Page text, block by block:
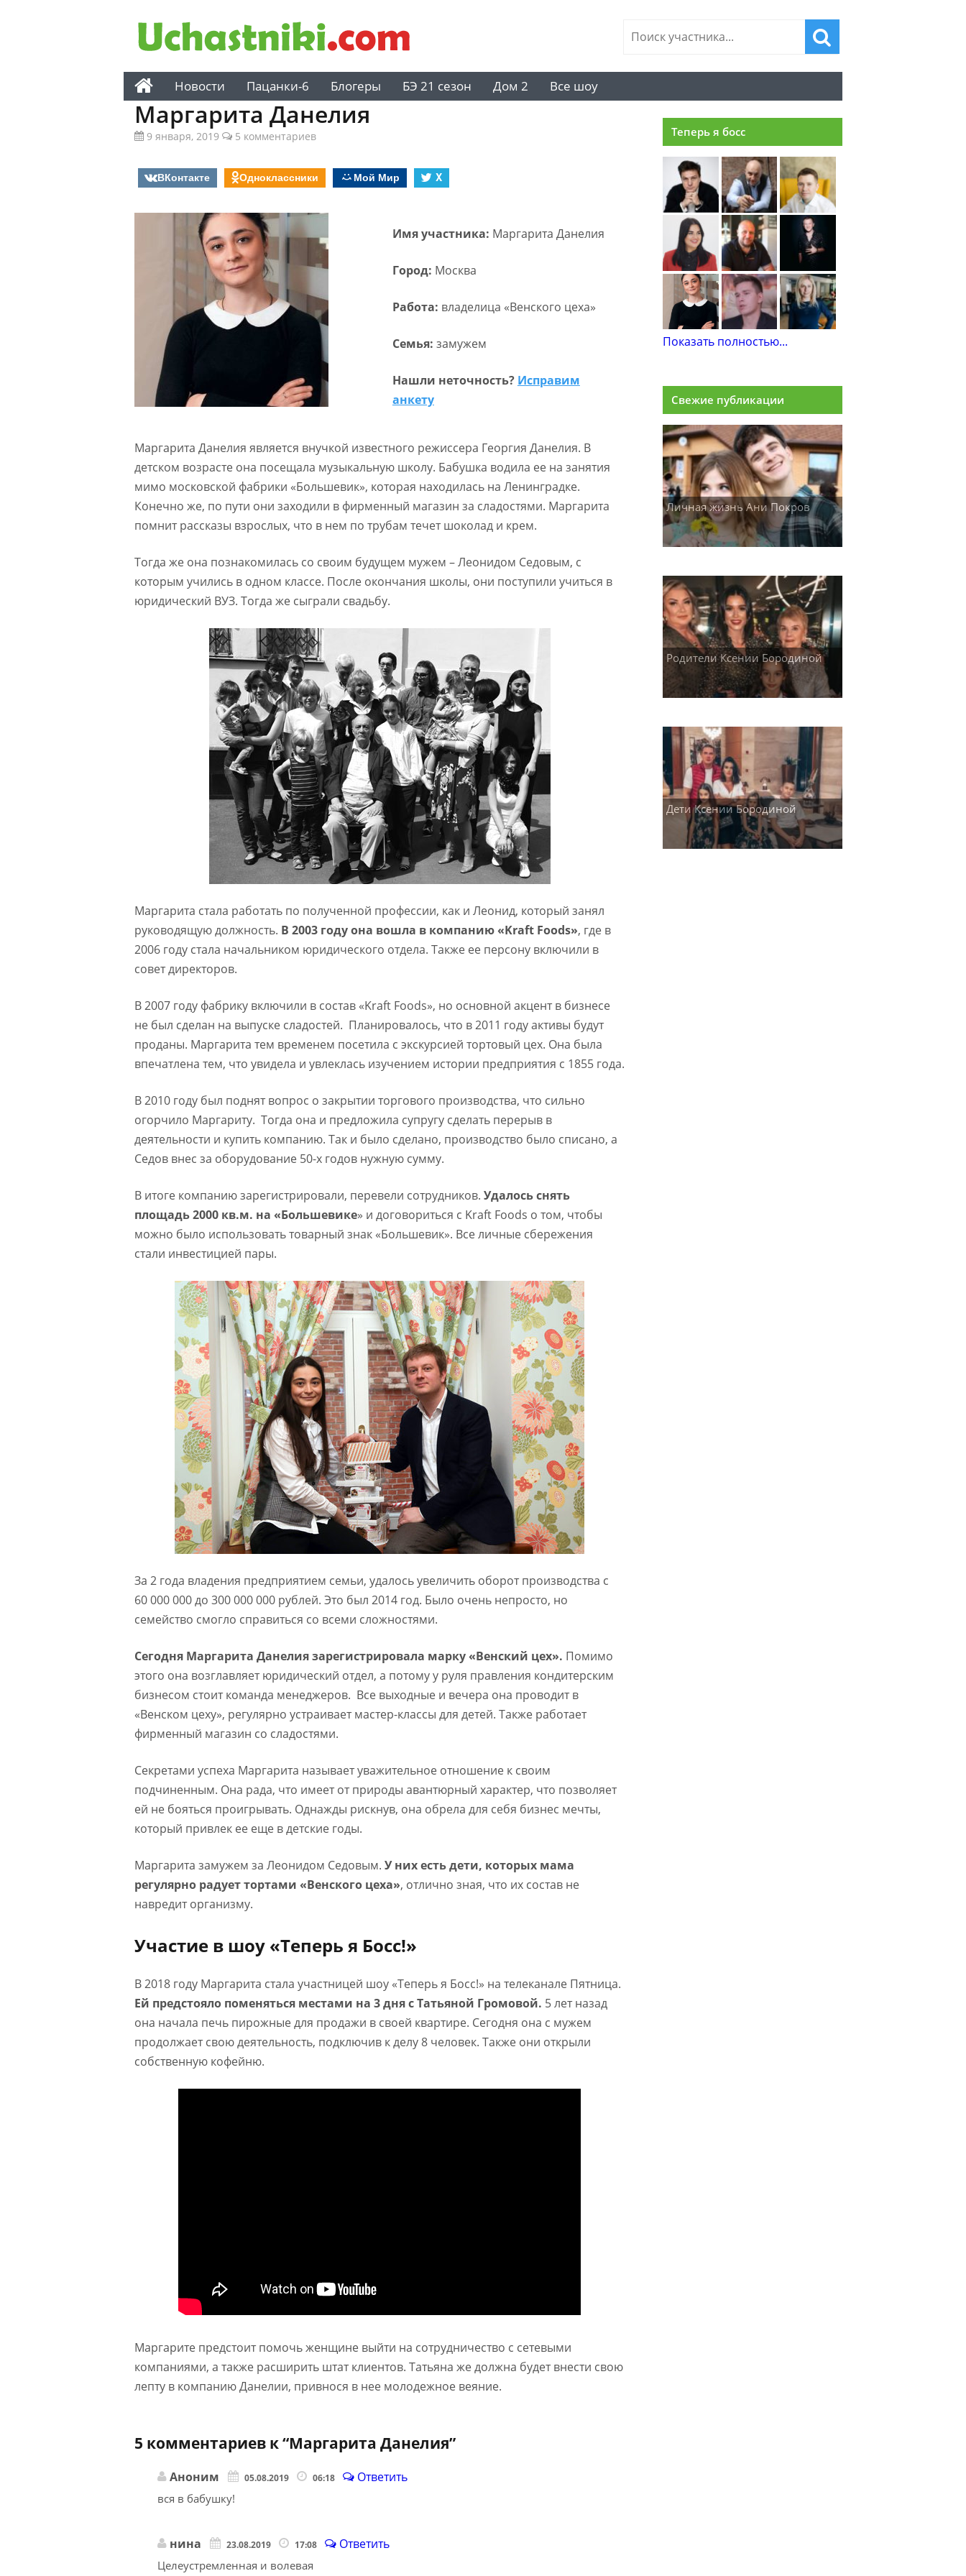
Новости Пацанки-6 Блогеры БЭ 21 сезон Дом 2 Все шоу
Маргарита Данелия
9 января, 2019 5 комментариев
ВКонтакте Одноклассники Мой Мир X
Имя участника: Маргарита Данелия
Город: Москва
Работа: владелица «Венского цеха»
Семья: замужем
Нашли неточность? Исправим
анкету
Маргарита Данелия является внучкой известного режиссера Георгия Данелия. В
детском возрасте она посещала музыкальную школу. Бабушка водила ее на занятия
мимо московской фабрики «Большевик», которая находилась на Ленинградке.
Конечно же, по пути они заходили в фирменный магазин за сладостями. Маргарита
помнит рассказы взрослых, что в нем по трубам течет шоколад и крем.
Тогда же она познакомилась со своим будущем мужем – Леонидом Седовым, с
которым учились в одном классе. После окончания школы, они поступили учиться в
юридический ВУЗ. Тогда же сыграли свадьбу.
Маргарита стала работать по полученной профессии, как и Леонид, который занял
руководящую должность. В 2003 году она вошла в компанию «Kraft Foods», где в
2006 году стала начальником юридического отдела. Также ее персону включили в
совет директоров.
В 2007 году фабрику включили в состав «Kraft Foods», но основной акцент в бизнесе
не был сделан на выпуске сладостей. Планировалось, что в 2011 году активы будут
проданы. Маргарита тем временем посетила с экскурсией тортовый цех. Она была
впечатлена тем, что увидела и увлеклась изучением истории предприятия с 1855 года.
В 2010 году был поднят вопрос о закрытии торгового производства, что сильно
огорчило Маргариту. Тогда она и предложила супругу сделать перерыв в
деятельности и купить компанию. Так и было сделано, производство было списано, а
Седов внес за оборудование 50-х годов нужную сумму.
В итоге компанию зарегистрировали, перевели сотрудников. Удалось снять
площадь 2000 кв.м. на «Большевике» и договориться с Kraft Foods о том, чтобы
можно было использовать товарный знак «Большевик». Все личные сбережения
стали инвестицией пары.
За 2 года владения предприятием семьи, удалось увеличить оборот производства с
60 000 000 до 300 000 000 рублей. Это был 2014 год. Было очень непросто, но
семейство смогло справиться со всеми сложностями.
Сегодня Маргарита Данелия зарегистрировала марку «Венский цех». Помимо
этого она возглавляет юридический отдел, а потому у руля правления кондитерским
бизнесом стоит команда менеджеров. Все выходные и вечера она проводит в
«Венском цеху», регулярно устраивает мастер-классы для детей. Также работает
фирменный магазин со сладостями.
Секретами успеха Маргарита называет уважительное отношение к своим
подчиненным. Она рада, что имеет от природы авантюрный характер, что позволяет
ей не бояться проигрывать. Однажды рискнув, она обрела для себя бизнес мечты,
который привлек ее еще в детские годы.
Маргарита замужем за Леонидом Седовым. У них есть дети, которых мама
регулярно радует тортами «Венского цеха», отлично зная, что их состав не
навредит организму.
Участие в шоу «Теперь я Босс!»
В 2018 году Маргарита стала участницей шоу «Теперь я Босс!» на телеканале Пятница.
Ей предстояло поменяться местами на 3 дня с Татьяной Громовой. 5 лет назад
она начала печь пирожные для продажи в своей квартире. Сегодня она с мужем
продолжает свою деятельность, подключив к делу 8 человек. Также они открыли
собственную кофейню.
Маргарите предстоит помочь женщине выйти на сотрудничество с сетевыми
компаниями, а также расширить штат клиентов. Татьяна же должна будет внести свою
лепту в компанию Данелии, привнося в нее молодежное веяние.
5 комментариев к “Маргарита Данелия”
Аноним 05.08.2019 06:18 Ответить
вся в бабушку!
нина 23.08.2019 17:08 Ответить
Целеустремленная и волевая
Теперь я босс
Показать полностью...
Свежие публикации
Личная жизнь Ани Покров
Родители Ксении Бородиной
Дети Ксении Бородиной